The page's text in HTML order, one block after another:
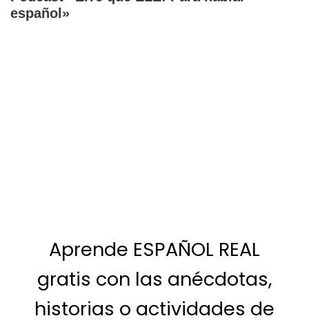
español»
Aprende ESPAÑOL REAL
gratis con las anécdotas,
historias o actividades de